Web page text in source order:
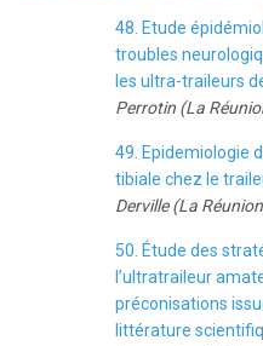
48. Etude
troubles
les ultra-traileurs
Perrotin (La
49. Epidemiologie
tibiale chez le
Derville (La
50. Étude des
l’ultratraileur
préconisations
littérature